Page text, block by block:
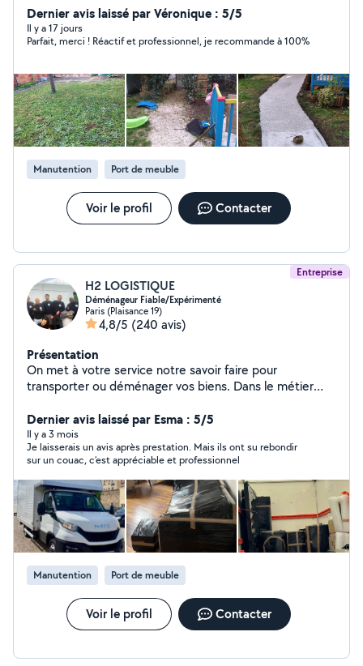
Dernier avis laissé par Véronique : 5/5
Il y a 17 jours
Parfait, merci ! Réactif et professionnel, je recommande à 100%
Manutention Port de meuble
Voir le profil Contacter
Entreprise
H2 LOGISTIQUE
Déménageur Fiable/Expérimenté
Paris (Plaisance 19)
4,8/5 (240 avis)
Présentation
On met à votre service notre savoir faire pour
transporter ou déménager vos biens. Dans le métier
Dernier avis laissé par Esma : 5/5
Il y a 3 mois
Je laisserais un avis après prestation. Mais ils ont su rebondir
sur un couac, c’est appréciable et professionnel
Manutention Port de meuble
Voir le profil Contacter